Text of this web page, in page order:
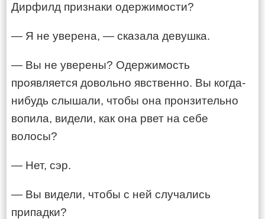
Дирфилд признаки одержимости?
— Я не уверена, — сказала девушка.
— Вы не уверены? Одержимость
проявляется довольно явственно. Вы когда-
нибудь слышали, чтобы она пронзительно
вопила, видели, как она рвет на себе
волосы?
— Нет, сэр.
— Вы видели, чтобы с ней случались
припадки?